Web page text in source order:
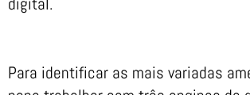
Para identificar as mais variadas